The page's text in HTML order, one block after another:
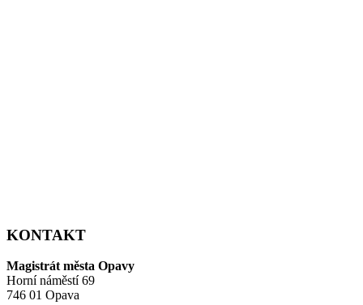
KONTAKT
Magistrát města Opavy
Horní náměstí 69
746 01 Opava